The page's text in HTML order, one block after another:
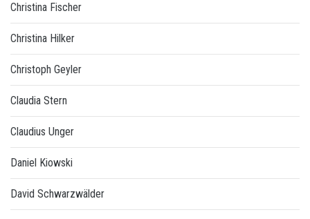
Christina Fischer
Christina Hilker
Christoph Geyler
Claudia Stern
Claudius Unger
Daniel Kiowski
David Schwarzwälder